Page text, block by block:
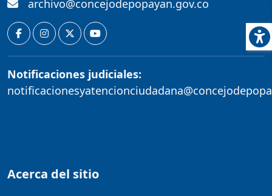
archivo@concejodepopayan.gov.co
Notificaciones judiciales:
Acerca del sitio